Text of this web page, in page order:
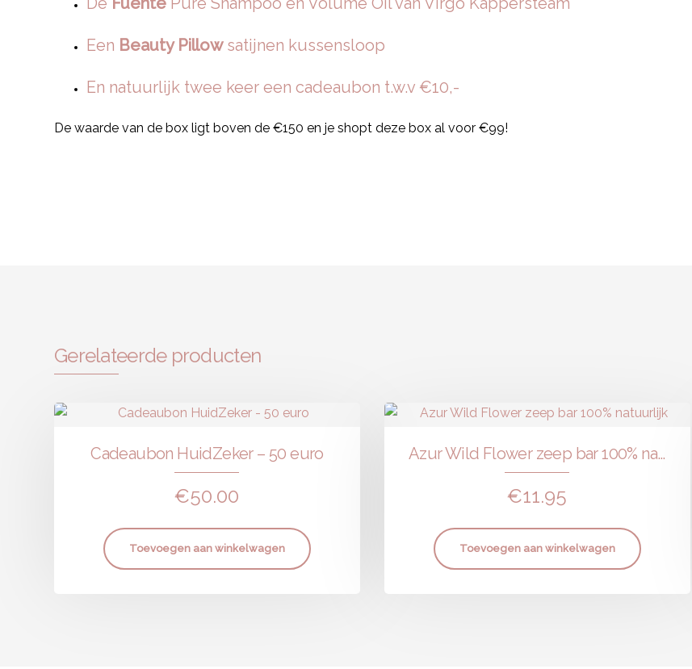
Een Beauty Pillowsatijnen kussensloop
En natuurlijk twee keer een cadeaubon t.w.v €10,-
De waarde van de box ligt boven de €150 en je shopt deze box al voor €99!
Gerelateerde producten
Cadeaubon HuidZeker – 50 euro
€50.00
Toevoegen aan winkelwagen
Azur Wild Flower zeep bar 100% natuurlijk
€11.95
Toevoegen aan winkelwagen